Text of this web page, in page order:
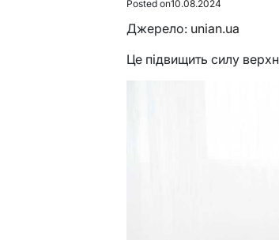
Posted on10.08.2024
Джерело: unian.ua
Це підвищить силу